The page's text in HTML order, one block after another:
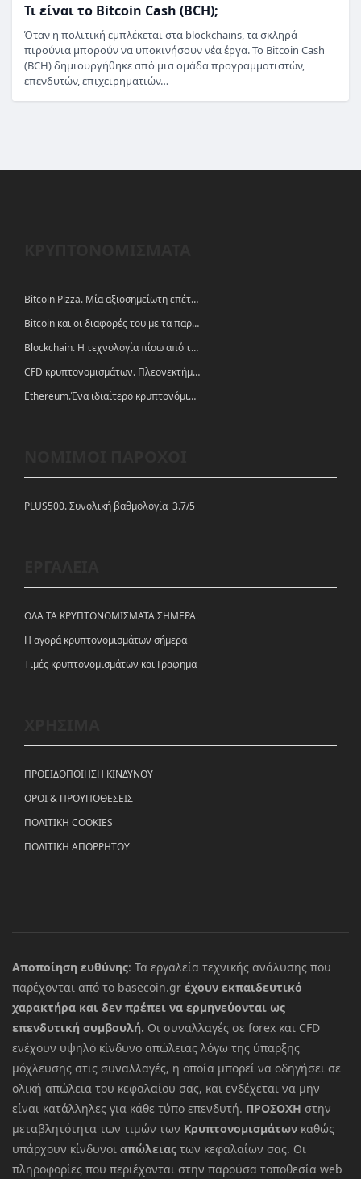
Τι είναι το Bitcoin Cash (BCH);
Όταν η πολιτική εμπλέκεται στα blockchains, τα σκληρά
πιρούνια μπορούν να υποκινήσουν νέα έργα. Το Bitcoin Cash
(BCH) δημιουργήθηκε από μια ομάδα προγραμματιστών,
επενδυτών, επιχειρηματιών…
Bitcoin Pizza. Μία αξιοσημείωτη επέτειος.
Bitcoin και οι διαφορές του με τα παραδοσιακά νομίσματα
Blockchain. Η τεχνολογία πίσω από τα κρυπτονομίσματα
CFD κρυπτονομισμάτων. Πλεονεκτήματα και ευκαιρίες
Ethereum.Ένα ιδιαίτερο κρυπτονόμισμα-πλατφόρμα
PLUS500. Συνολική βαθμολογία 3.7/5
ΟΛΑ ΤΑ ΚΡΥΠΤΟΝΟΜΙΣΜΑΤΑ ΣΗΜΕΡΑ
Η αγορά κρυπτονομισμάτων σήμερα
Tιμές κρυπτονομισμάτων και Γραφημα
ΠΡΟΕΙΔΟΠΟΙΗΣΗ ΚΙΝΔΥΝΟΥ
ΟΡΟΙ & ΠΡΟΥΠΟΘΕΣΕΙΣ
ΠΟΛΙΤΙΚΗ COOKIES
ΠΟΛΙΤΙΚΗ ΑΠΟΡΡΗΤΟΥ
Αποποίηση ευθύνης: Τα εργαλεία τεχνικής ανάλυσης που
παρέχονται από το basecoin.gr έχουν εκπαιδευτικό
χαρακτήρα και δεν πρέπει να ερμηνεύονται ως
επενδυτική συμβουλή. Οι συναλλαγές σε forex και CFD
ενέχουν υψηλό κίνδυνο απώλειας λόγω της ύπαρξης
μόχλευσης στις συναλλαγές, η οποία μπορεί να οδηγήσει σε
ολική απώλεια του κεφαλαίου σας, και ενδέχεται να μην
είναι κατάλληλες για κάθε τύπο επενδυτή. ΠΡΟΣΟΧΗ στην
μεταβλητότητα των τιμών των Κρυπτονομισμάτων καθώς
υπάρχουν κίνδυνοι απώλειας των κεφαλαίων σας. Οι
πληροφορίες που περιέχονται στην παρούσα τοποθεσία web